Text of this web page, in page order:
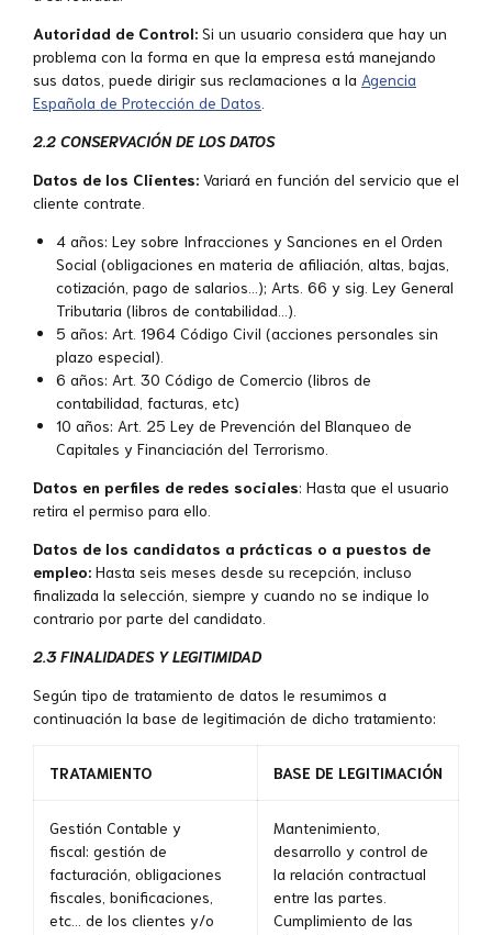
Autoridad de Control: Si un usuario considera que hay un
problema con la forma en que la empresa está manejando
sus datos, puede dirigir sus reclamaciones a la Agencia
Española de Protección de Datos
2.2 CONSERVACIÓN DE LOS DATOS
Datos de los Clientes: Variará en función del servicio que el
cliente contrate.
4 años: Ley sobre Infracciones y Sanciones en el Orden
Social (obligaciones en materia de afiliación, altas, bajas,
cotización, pago de salarios…); Arts. 66 y sig. Ley General
Tributaria (libros de contabilidad…).
5 años: Art. 1964 Código Civil (acciones personales sin
plazo especial).
6 años: Art. 30 Código de Comercio (libros de
contabilidad, facturas, etc)
10 años: Art. 25 Ley de Prevención del Blanqueo de
Capitales y Financiación del Terrorismo.
Datos en perfiles de redes sociales: Hasta que el usuario
retira el permiso para ello.
Datos de los candidatos a prácticas o a puestos de
empleo: Hasta seis meses desde su recepción, incluso
finalizada la selección, siempre y cuando no se indique lo
contrario por parte del candidato.
2.3 FINALIDADES Y LEGITIMIDAD
Según tipo de tratamiento de datos le resumimos a
continuación la base de legitimación de dicho tratamiento:
TRATAMIENTO BASE DE LEGITIMACIÓN
Gestión Contable y
fiscal: gestión de
facturación, obligaciones
fiscales, bonificaciones,
etc… de los clientes y/o
Mantenimiento,
desarrollo y control de
la relación contractual
entre las partes.
Cumplimiento de las